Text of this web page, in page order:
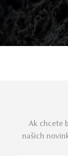
Ak chcete
našich